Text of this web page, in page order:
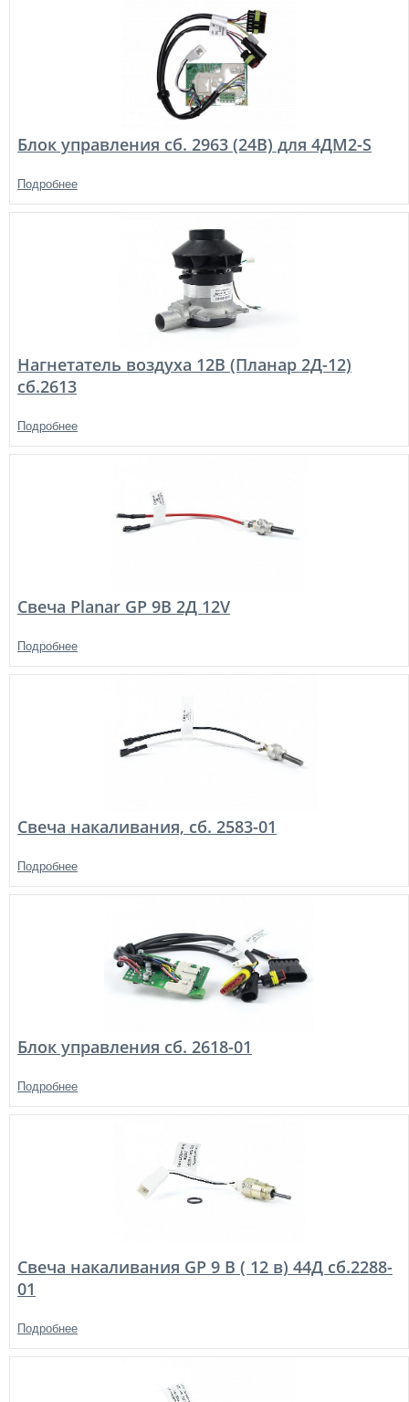
Блок управления сб. 2963 (24В) для 4ДМ2-S
Подробнее
Нагнетатель воздуха 12В (Планар 2Д-12)
сб.2613
Подробнее
Свеча Planar GP 9В 2Д 12V
Подробнее
Свеча накаливания, сб. 2583-01
Подробнее
Блок управления сб. 2618-01
Подробнее
Свеча накаливания GP 9 В ( 12 в) 44Д сб.2288-
01
Подробнее